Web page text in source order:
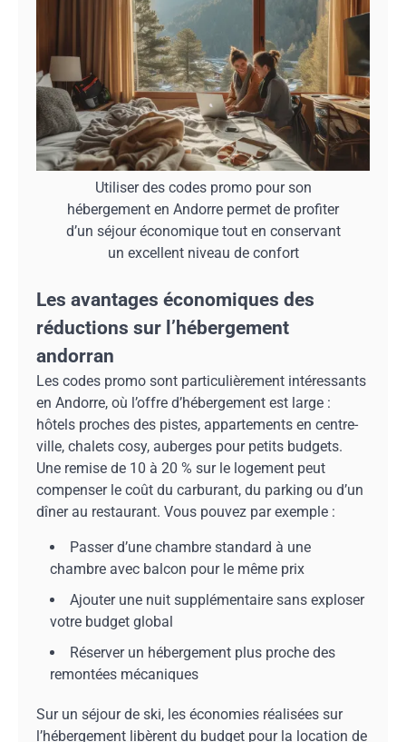
Utiliser des codes promo pour son
hébergement en Andorre permet de profiter
d’un séjour économique tout en conservant
un excellent niveau de confort
Les avantages économiques des
réductions sur l’hébergement
andorran
Les codes promo sont particulièrement intéressants
en Andorre, où l’offre d’hébergement est large :
hôtels proches des pistes, appartements en centre-
ville, chalets cosy, auberges pour petits budgets.
Une remise de 10 à 20 % sur le logement peut
compenser le coût du carburant, du parking ou d’un
dîner au restaurant. Vous pouvez par exemple :
Passer d’une chambre standard à une
chambre avec balcon pour le même prix
Ajouter une nuit supplémentaire sans exploser
votre budget global
Réserver un hébergement plus proche des
remontées mécaniques
Sur un séjour de ski, les économies réalisées sur
l’hébergement libèrent du budget pour la location de